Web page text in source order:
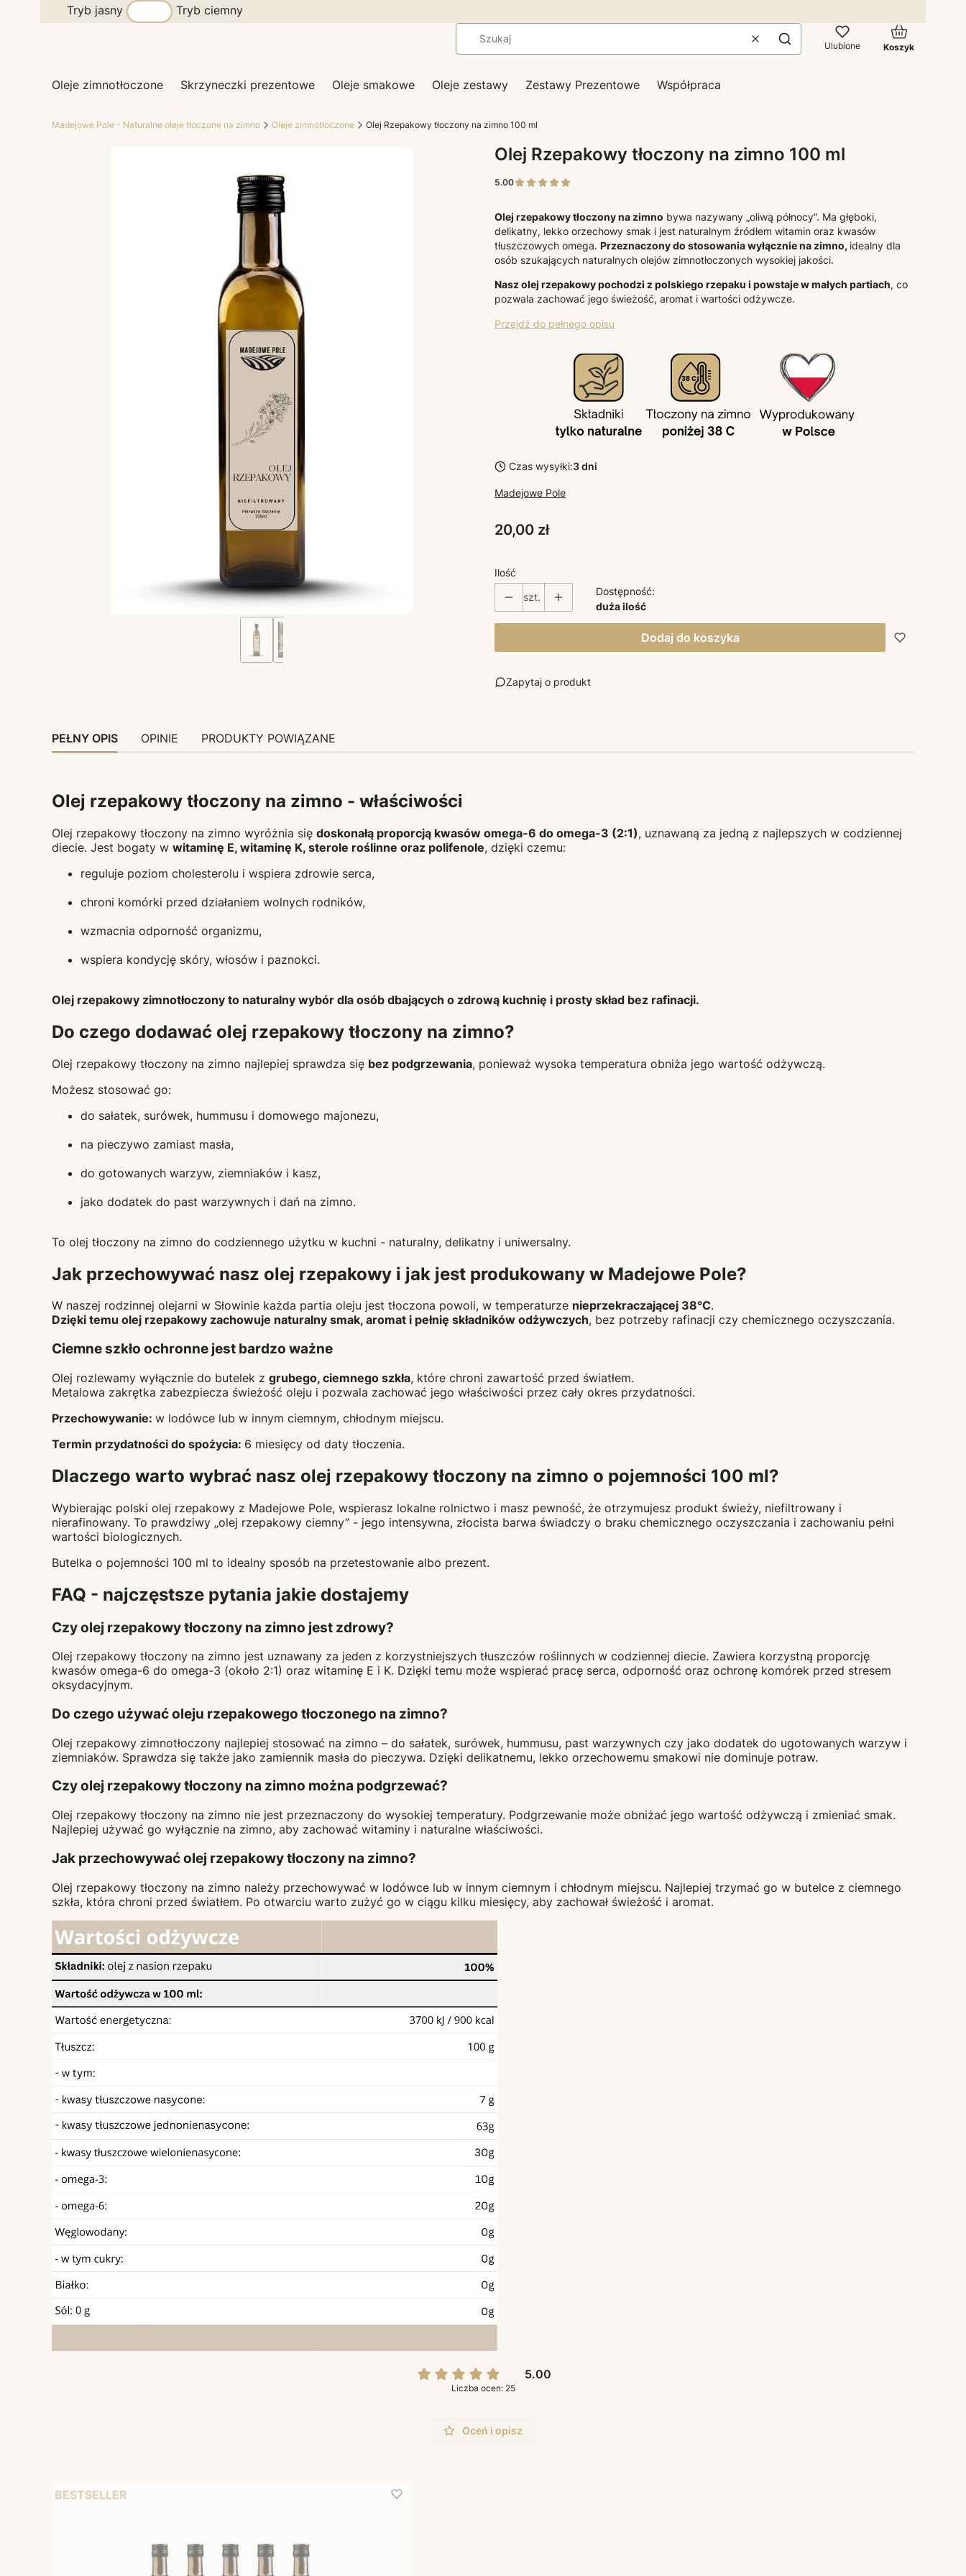
Tryb jasny Tryb ciemny
WyczyśćSzukaj Ulubione
Produkty w
Koszyk
Oleje zimnotłoczone Skrzyneczki prezentowe Oleje smakowe Oleje zestawy Zestawy Prezentowe Współpraca
Madejowe Pole - Naturalne oleje tłoczone na zimno Oleje zimnotłoczone Olej Rzepakowy tłoczony na zimno 100 ml
Olej Rzepakowy tłoczony na zimno 100 ml
5.00
Olej rzepakowy tłoczony na zimno bywa nazywany „oliwą północy”. Ma głęboki,
delikatny, lekko orzechowy smak i jest naturalnym źródłem witamin oraz kwasów
tłuszczowych omega. Przeznaczony do stosowania wyłącznie na zimno, idealny dla
osób szukających naturalnych olejów zimnotłoczonych wysokiej jakości.
Nasz olej rzepakowy pochodzi z polskiego rzepaku i powstaje w małych partiach, co
pozwala zachować jego świeżość, aromat i wartości odżywcze.
Przejdź do pełnego opisu
Czas wysyłki:3 dni
Madejowe Pole
Cena
20,00 zł
Ilość
szt.
Dostępność:
duża ilość
Dodaj do koszyka
Zapytaj o produkt
PEŁNY OPIS OPINIE PRODUKTY POWIĄZANE
Olej rzepakowy tłoczony na zimno - właściwości
Olej rzepakowy tłoczony na zimno wyróżnia się doskonałą proporcją kwasów omega-6 do omega-3 (2:1), uznawaną za jedną z najlepszych w codziennej
diecie. Jest bogaty w witaminę E, witaminę K, sterole roślinne oraz polifenole, dzięki czemu:
reguluje poziom cholesterolu i wspiera zdrowie serca,
chroni komórki przed działaniem wolnych rodników,
wzmacnia odporność organizmu,
wspiera kondycję skóry, włosów i paznokci.
Olej rzepakowy zimnotłoczony to naturalny wybór dla osób dbających o zdrową kuchnię i prosty skład bez rafinacji.
Do czego dodawać olej rzepakowy tłoczony na zimno?
Olej rzepakowy tłoczony na zimno najlepiej sprawdza się bez podgrzewania, ponieważ wysoka temperatura obniża jego wartość odżywczą.
Możesz stosować go:
do sałatek, surówek, hummusu i domowego majonezu,
na pieczywo zamiast masła,
do gotowanych warzyw, ziemniaków i kasz,
jako dodatek do past warzywnych i dań na zimno.
To olej tłoczony na zimno do codziennego użytku w kuchni - naturalny, delikatny i uniwersalny.
Jak przechowywać nasz olej rzepakowy i jak jest produkowany w Madejowe Pole?
W naszej rodzinnej olejarni w Słowinie każda partia oleju jest tłoczona powoli, w temperaturze nieprzekraczającej 38°C.
Dzięki temu olej rzepakowy zachowuje naturalny smak, aromat i pełnię składników odżywczych, bez potrzeby rafinacji czy chemicznego oczyszczania.
Ciemne szkło ochronne jest bardzo ważne
Olej rozlewamy wyłącznie do butelek z grubego, ciemnego szkła, które chroni zawartość przed światłem.
Metalowa zakrętka zabezpiecza świeżość oleju i pozwala zachować jego właściwości przez cały okres przydatności.
Przechowywanie: w lodówce lub w innym ciemnym, chłodnym miejscu.
Termin przydatności do spożycia: 6 miesięcy od daty tłoczenia.
Dlaczego warto wybrać nasz olej rzepakowy tłoczony na zimno o pojemności 100 ml?
Wybierając polski olej rzepakowy z Madejowe Pole, wspierasz lokalne rolnictwo i masz pewność, że otrzymujesz produkt świeży, niefiltrowany i
nierafinowany. To prawdziwy „olej rzepakowy ciemny” - jego intensywna, złocista barwa świadczy o braku chemicznego oczyszczania i zachowaniu pełni
wartości biologicznych.
Butelka o pojemności 100 ml to idealny sposób na przetestowanie albo prezent.
FAQ - najczęstsze pytania jakie dostajemy
Czy olej rzepakowy tłoczony na zimno jest zdrowy?
Olej rzepakowy tłoczony na zimno jest uznawany za jeden z korzystniejszych tłuszczów roślinnych w codziennej diecie. Zawiera korzystną proporcję
kwasów omega-6 do omega-3 (około 2:1) oraz witaminę E i K. Dzięki temu może wspierać pracę serca, odporność oraz ochronę komórek przed stresem
oksydacyjnym.
Do czego używać oleju rzepakowego tłoczonego na zimno?
Olej rzepakowy zimnotłoczony najlepiej stosować na zimno – do sałatek, surówek, hummusu, past warzywnych czy jako dodatek do ugotowanych warzyw i
ziemniaków. Sprawdza się także jako zamiennik masła do pieczywa. Dzięki delikatnemu, lekko orzechowemu smakowi nie dominuje potraw.
Czy olej rzepakowy tłoczony na zimno można podgrzewać?
Olej rzepakowy tłoczony na zimno nie jest przeznaczony do wysokiej temperatury. Podgrzewanie może obniżać jego wartość odżywczą i zmieniać smak.
Najlepiej używać go wyłącznie na zimno, aby zachować witaminy i naturalne właściwości.
Jak przechowywać olej rzepakowy tłoczony na zimno?
Olej rzepakowy tłoczony na zimno należy przechowywać w lodówce lub w innym ciemnym i chłodnym miejscu. Najlepiej trzymać go w butelce z ciemnego
szkła, która chroni przed światłem. Po otwarciu warto zużyć go w ciągu kilku miesięcy, aby zachował świeżość i aromat.
5.00
Liczba ocen: 25
Oceń i opisz
BESTSELLER